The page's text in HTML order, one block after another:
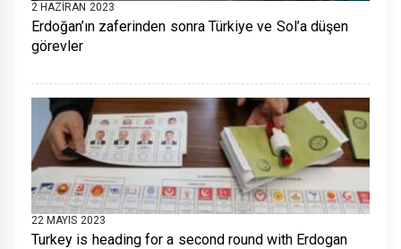
2 HAZIRAN 2023
Erdoğan’ın zaferinden sonra Türkiye ve Sol’a düşen
görevler
22 MAYIS 2023
Turkey is heading for a second round with Erdogan